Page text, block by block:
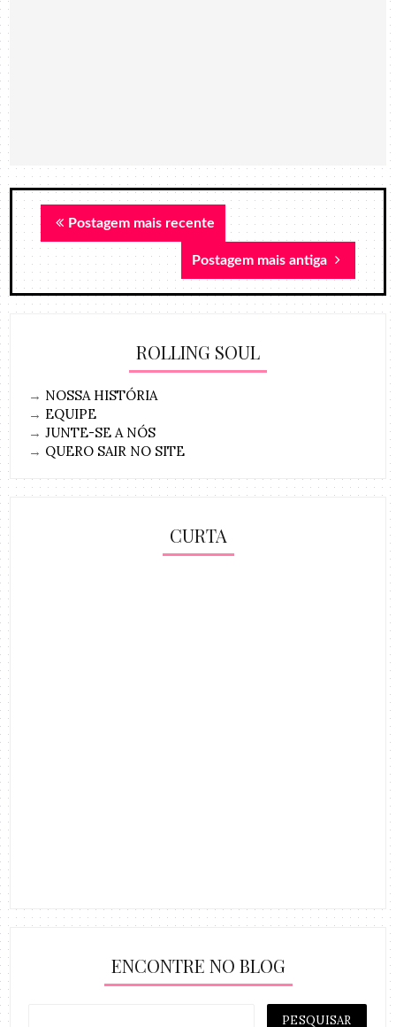
Postagem mais recente
Postagem mais antiga
ROLLING SOUL
→ NOSSA HISTÓRIA
→ EQUIPE
→JUNTE-SE A NÓS
→ QUERO SAIR NO SITE
CURTA
ENCONTRE NO BLOG